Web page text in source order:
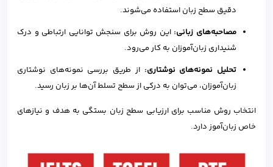
دقیق سطح زبان استفاده می‌شوند.
مصاحبه‌های زبانی:این روش برای سنجش توانایی ارتباطی و درک
شنیداری زبان‌آموزان به کار می‌رود.
تحلیل نمونه‌های نوشتاری:از طریق بررسی نمونه‌های نوشتاری
زبان‌آموزان، می‌توان به درکی از سطح تسلط آن‌ها بر زبان رسید.
انتخاب روش مناسب برای ارزیابی سطح زبان بستگی به هدف و نیازهای
خاص زبان‌آموز دارد.